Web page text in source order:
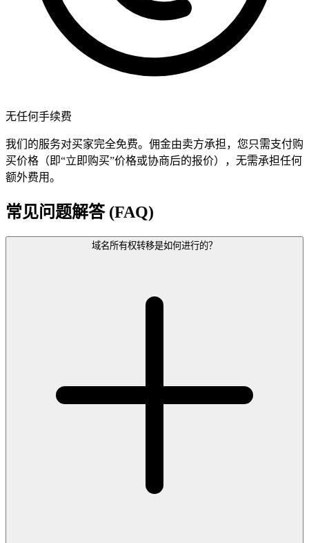
无任何手续费
我们的服务对买家完全免费。佣金由卖方承担，您只需支付购
买价格（即“立即购买”价格或协商后的报价），无需承担任何
额外费用。
常见问题解答 (FAQ)
域名所有权转移是如何进行的？